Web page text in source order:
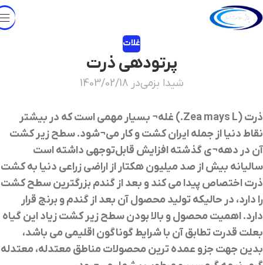
غلات
پرتودهی ذرت
شیدا بزمیدر 1403/02/18
ذرت (Zea mays L.) غله¬ بسیار مهمی است که در بیشتر
نقاط دنیا از جمله ایران کشت و کار می¬شود. سطح زیر کشت
آن در دهه¬ي گذشته افزایش قابل‌توجهی داشته است
سالیانه بیش از صد میلیون هکتار از اراضی زراعی دنیا به کشت
ذرت اختصاص پیدا می کند و بعد از گندم بزرگترین سطح کشت
را دارد، در حالیکه تولید محصول آن بعد از گندم و برنج قرار
دارد. اهمیت محصول و بالا بودن سطح زیر کشت زیاد این گیاه
بعلت قدرت تطابق آن با شرایط گوناگون اقلیمی می باشد،
بدین جهت جزو عمده ترین محصولات مناطق معتدله، معتدله